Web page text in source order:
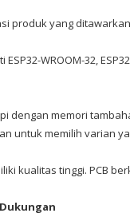
produk yang
WROOM-32,
dengan memori
untuk memilih varian
kualitas tinggi. PCB